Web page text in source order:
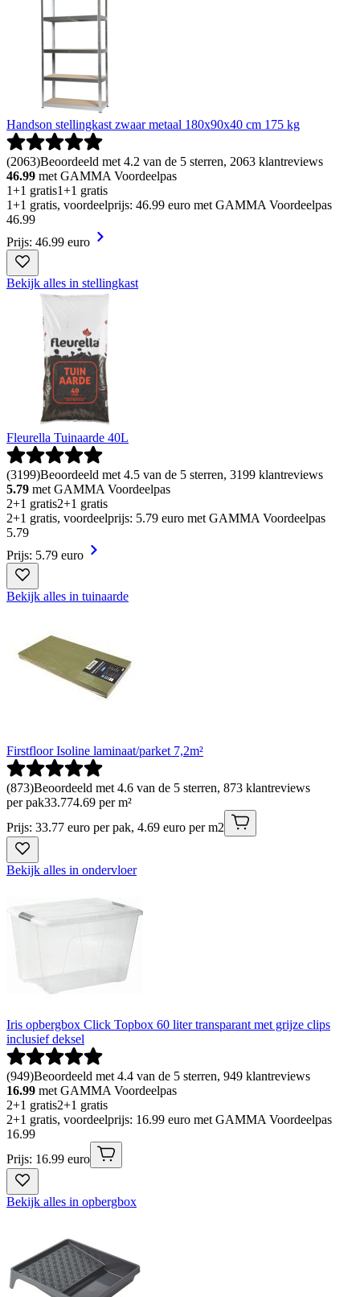
Handson stellingkast zwaar metaal 180x90x40 cm 175 kg
(2063)Beoordeeld met 4.2 van de 5 sterren, 2063 klantreviews
46.99 met GAMMA Voordeelpas
1+1 gratis1+1 gratis
1+1 gratis, voordeelprijs: 46.99 euro met GAMMA Voordeelpas
46.99
Prijs: 46.99 euro
Bekijk alles in stellingkast
Fleurella Tuinaarde 40L
(3199)Beoordeeld met 4.5 van de 5 sterren, 3199 klantreviews
5.79 met GAMMA Voordeelpas
2+1 gratis2+1 gratis
2+1 gratis, voordeelprijs: 5.79 euro met GAMMA Voordeelpas
5.79
Prijs: 5.79 euro
Bekijk alles in tuinaarde
Firstfloor Isoline laminaat/parket 7,2m²
(873)Beoordeeld met 4.6 van de 5 sterren, 873 klantreviews
per pak33.774.69 per m²
Prijs: 33.77 euro per pak, 4.69 euro per m2
Bekijk alles in ondervloer
Iris opbergbox Click Topbox 60 liter transparant met grijze clips
inclusief deksel
(949)Beoordeeld met 4.4 van de 5 sterren, 949 klantreviews
16.99 met GAMMA Voordeelpas
2+1 gratis2+1 gratis
2+1 gratis, voordeelprijs: 16.99 euro met GAMMA Voordeelpas
16.99
Prijs: 16.99 euro
Bekijk alles in opbergbox